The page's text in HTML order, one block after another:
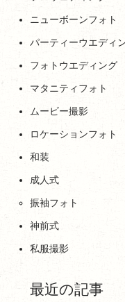
ニューボーンフォト
パーティーウエディ
フォトウエディング
マタニティフォト
ムービー撮影
ロケーションフォト
和装
成人式
振袖フォト
神前式
私服撮影
最近の記事